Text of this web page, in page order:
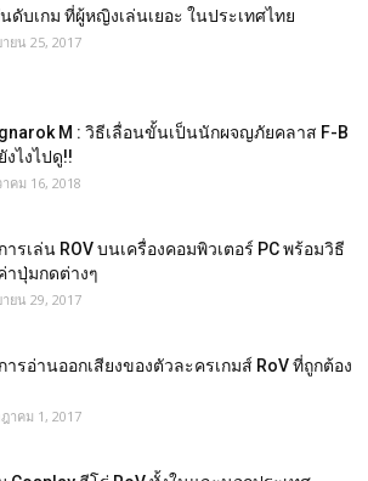
ดับเกม ที่ผู้หญิงเล่นเยอะ ในประเทศไทย
ยน 25, 2017
M : วิธีเลื่อนขั้นเป็นนักผจญภัยคลาส F-B
งไงไปดู!!
คม 16, 2018
ารเล่น ROV บนเครื่องคอมพิวเตอร์ PC พร้อมวิธี
าปุ่มกดต่างๆ
ยน 29, 2017
ารอ่านออกเสียงของตัวละครเกมส์ RoV ที่ถูกต้อง
าคม 1, 2017